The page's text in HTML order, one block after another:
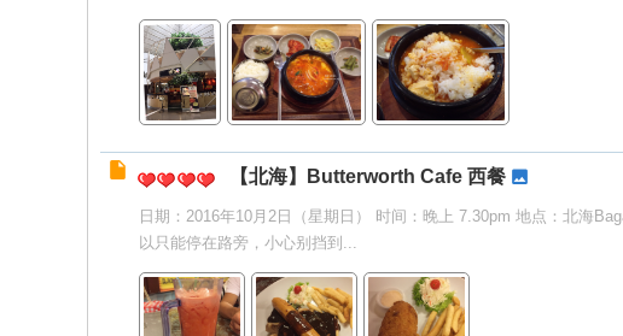
【北海】Butterworth Cafe 西餐
日期：2016年10月2日（星期日） 时间：晚上 7.30pm 地点：北海
以只能停在路旁，小心别挡到...